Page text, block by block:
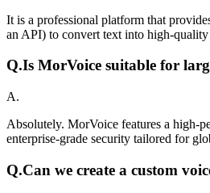
It is a professional platform that
an API) to convert text into high-
Q.Is MorVoice suitable for
A.
Absolutely. MorVoice features a high-
enterprise-grade security tailored for
Q.Can we create a custom